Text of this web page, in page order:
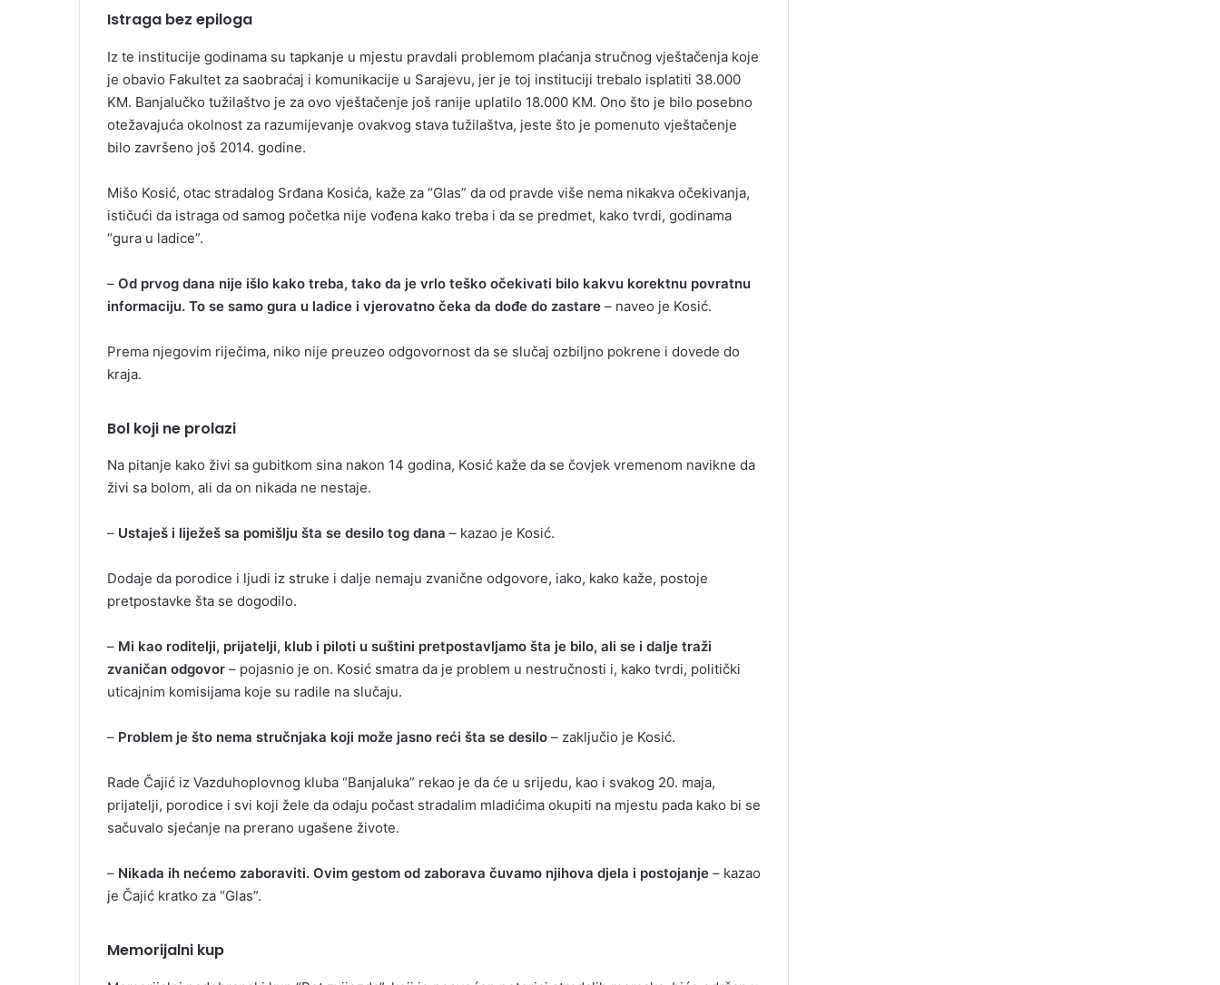
Istraga bez epiloga
Iz te institucije godinama su tapkanje u mjestu pravdali problemom plaćanja stručnog vještačenja koje
je obavio Fakultet za saobraćaj i komunikacije u Sarajevu, jer je toj instituciji trebalo isplatiti 38.000
KM. Banjalučko tužilaštvo je za ovo vještačenje još ranije uplatilo 18.000 KM. Ono što je bilo posebno
otežavajuća okolnost za razumijevanje ovakvog stava tužilaštva, jeste što je pomenuto vještačenje
bilo završeno još 2014. godine.
Mišo Kosić, otac stradalog Srđana Kosića, kaže za “Glas” da od pravde više nema nikakva očekivanja,
ističući da istraga od samog početka nije vođena kako treba i da se predmet, kako tvrdi, godinama
“gura u ladice”.
– Od prvog dana nije išlo kako treba, tako da je vrlo teško očekivati bilo kakvu korektnu povratnu
informaciju. To se samo gura u ladice i vjerovatno čeka da dođe do zastare – naveo je Kosić.
Prema njegovim riječima, niko nije preuzeo odgovornost da se slučaj ozbiljno pokrene i dovede do
kraja.
Bol koji ne prolazi
Na pitanje kako živi sa gubitkom sina nakon 14 godina, Kosić kaže da se čovjek vremenom navikne da
živi sa bolom, ali da on nikada ne nestaje.
– Ustaješ i liježeš sa pomišlju šta se desilo tog dana – kazao je Kosić.
Dodaje da porodice i ljudi iz struke i dalje nemaju zvanične odgovore, iako, kako kaže, postoje
pretpostavke šta se dogodilo.
– Mi kao roditelji, prijatelji, klub i piloti u suštini pretpostavljamo šta je bilo, ali se i dalje traži
zvaničan odgovor – pojasnio je on. Kosić smatra da je problem u nestručnosti i, kako tvrdi, politički
uticajnim komisijama koje su radile na slučaju.
– Problem je što nema stručnjaka koji može jasno reći šta se desilo – zaključio je Kosić.
Rade Čajić iz Vazduhoplovnog kluba “Banjaluka” rekao je da će u srijedu, kao i svakog 20. maja,
prijatelji, porodice i svi koji žele da odaju počast stradalim mladićima okupiti na mjestu pada kako bi se
sačuvalo sjećanje na prerano ugašene živote.
– Nikada ih nećemo zaboraviti. Ovim gestom od zaborava čuvamo njihova djela i postojanje – kazao
je Čajić kratko za “Glas”.
Memorijalni kup